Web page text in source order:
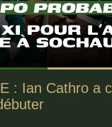
: Ian Cathro a